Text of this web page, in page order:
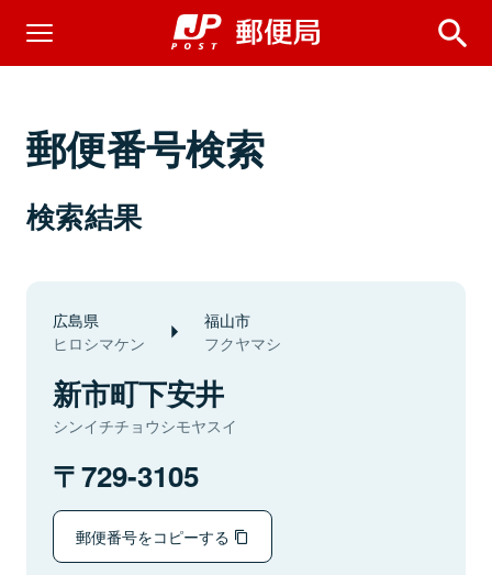
郵便番号検索
検索結果
広島県
ヒロシマケン
福山市
フクヤマシ
新市町下安井
シンイチチョウシモヤスイ
729-3105
郵便番号をコピーする